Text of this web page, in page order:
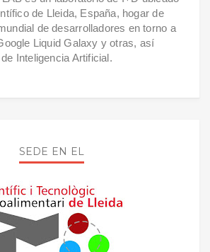
de Lleida, España, hogar de
de desarrolladores en torno a
Liquid Galaxy y otras, así
Inteligencia Artificial.
SEDE EN EL